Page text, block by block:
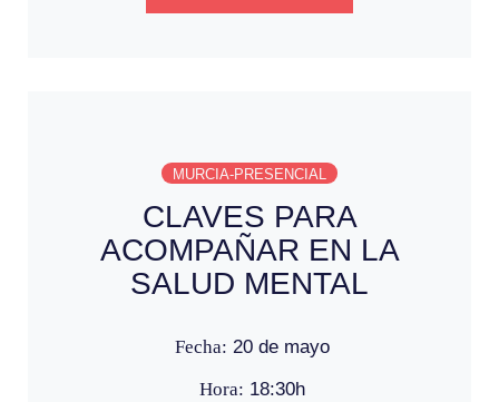
MURCIA-PRESENCIAL
CLAVES PARA
ACOMPAÑAR EN LA
SALUD MENTAL
Fecha: 20 de mayo
Hora: 18:30h